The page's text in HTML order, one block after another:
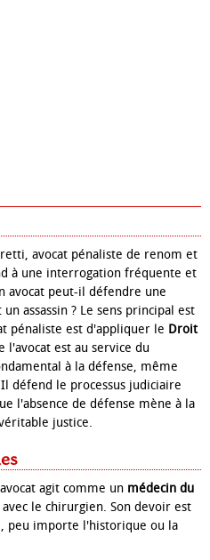
avocat pénaliste de renom et
à une interrogation fréquente et
avocat peut-il défendre une
assassin ? Le sens principal est
pénaliste est d'appliquer le Droit
l'avocat est au service du
à la défense, même
défend le processus judiciaire
l'absence de défense mène à la
justice.
agit comme un médecin du
le chirurgien. Son devoir est
peu importe l'historique ou la